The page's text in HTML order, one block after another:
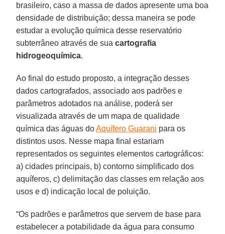
brasileiro, caso a massa de dados apresente uma boa
densidade de distribuição; dessa maneira se pode
estudar a evolução química desse reservatório
subterrâneo através de suacartografia
hidrogeoquímica.
Ao final do estudo proposto, a integração desses
dados cartografados, associado aos padrões e
parâmetros adotados na análise, poderá ser
visualizada através de um mapa de qualidade
química das águas doAquífero Guarani para os
distintos usos. Nesse mapa final estariam
representados os seguintes elementos cartográficos:
a) cidades principais, b) contorno simplificado dos
aquíferos, c) delimitação das classes em relação aos
usos e d) indicação local de poluição.
“Os padrões e parâmetros que servem de base para
estabelecer a potabilidade da água para consumo